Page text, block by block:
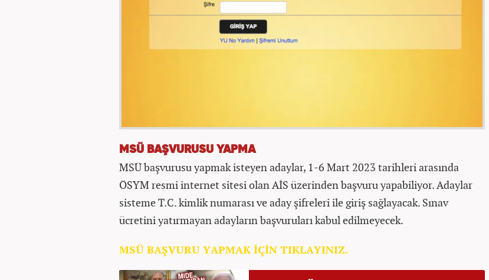
MSÜ BAŞVURUSU YAPMA
MSÜ başvurusu yapmak isteyen adaylar, 1-6 Mart 2023 tarihleri arasında
ÖSYM resmi internet sitesi olan AİS üzerinden başvuru yapabiliyor. Adaylar
sisteme T.C. kimlik numarası ve aday şifreleri ile giriş sağlayacak. Sınav
ücretini yatırmayan adayların başvuruları kabul edilmeyecek.
MSÜ BAŞVURU YAPMAK İÇİN TIKLAYINIZ.